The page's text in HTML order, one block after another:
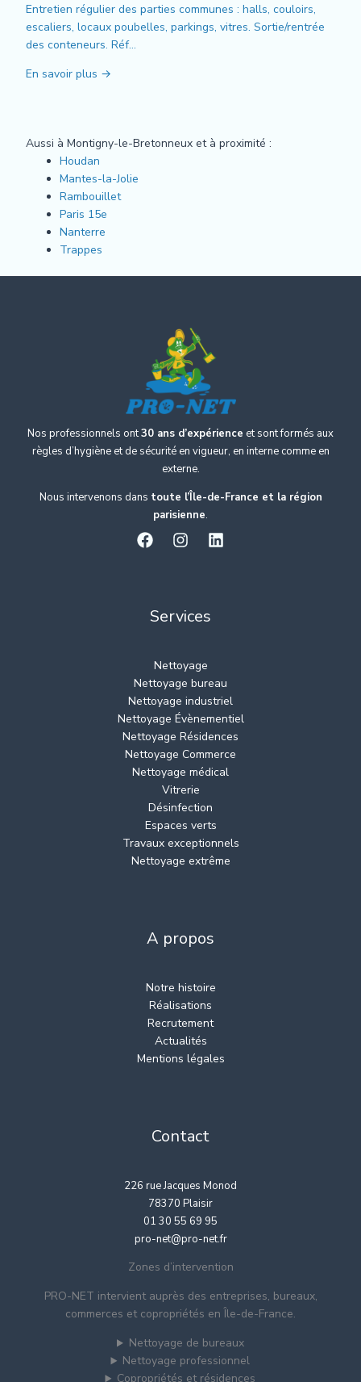
Entretien régulier des parties communes : halls, couloirs,
escaliers, locaux poubelles, parkings, vitres. Sortie/rentrée
des conteneurs. Réf…
En savoir plus →
Aussi à Montigny-le-Bretonneux et à proximité :
Houdan
Mantes-la-Jolie
Rambouillet
Paris 15e
Nanterre
Trappes
Nos professionnels ont30 ans d’expérience et sont formés aux
règles d’hygiène et de sécurité en vigueur, en interne comme en
externe.
Nous intervenons dans toute l’Île-de-France et la région
parisienne.
Services
Nettoyage
Nettoyage bureau
Nettoyage industriel
Nettoyage Évènementiel
Nettoyage Résidences
Nettoyage Commerce
Nettoyage médical
Vitrerie
Désinfection
Espaces verts
Travaux exceptionnels
Nettoyage extrême
A propos
Notre histoire
Réalisations
Recrutement
Actualités
Mentions légales
Contact
226 rue Jacques Monod
78370 Plaisir
01 30 55 69 95
pro-net@pro-net.fr
Zones d’intervention
PRO-NET intervient auprès des entreprises, bureaux,
commerces et copropriétés en Île-de-France.
Nettoyage de bureaux
Nettoyage professionnel
Copropriétés et résidences